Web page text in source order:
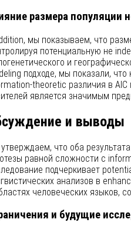
размера популяции
мы показываем, что
потенциальную не
и
подходе, мы показали,
theoretic различия в
является значимым
и выводы
что оба
равной сложности с
подчеркивает
анализов в
человеческих языков,
и будущие